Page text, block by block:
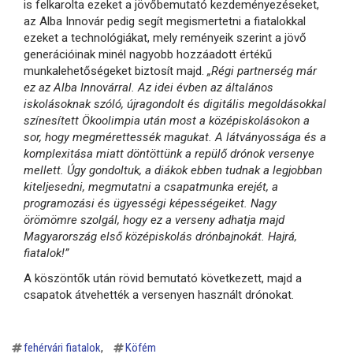
is felkarolta ezeket a jövőbemutató kezdeményezéseket,
az Alba Innovár pedig segít megismertetni a fiatalokkal
ezeket a technológiákat, mely reményeik szerint a jövő
generációinak minél nagyobb hozzáadott értékű
munkalehetőségeket biztosít majd. „Régi partnerség már
ez az Alba Innovárral. Az idei évben az általános
iskolásoknak szóló, újragondolt és digitális megoldásokkal
színesített Ökoolimpia után most a középiskolásokon a
sor, hogy megmérettessék magukat. A látványossága és a
komplexitása miatt döntöttünk a repülő drónok versenye
mellett. Úgy gondoltuk, a diákok ebben tudnak a legjobban
kiteljesedni, megmutatni a csapatmunka erejét, a
programozási és ügyességi képességeiket. Nagy
örömömre szolgál, hogy ez a verseny adhatja majd
Magyarország első középiskolás drónbajnokát. Hajrá,
fiatalok!”
A köszöntők után rövid bemutató következett, majd a
csapatok átvehették a versenyen használt drónokat.
fehérvári fiatalok Köfém